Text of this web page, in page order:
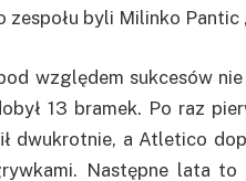
byli Milinko Pantic
względem sukcesów
13 bramek. Po raz
dwukrotnie, a Atletico
Następne lata